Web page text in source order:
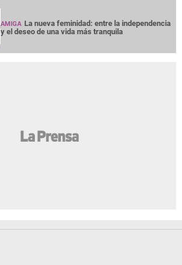
AMIGA La nueva feminidad: entre la independencia
y el deseo de una vida más tranquila